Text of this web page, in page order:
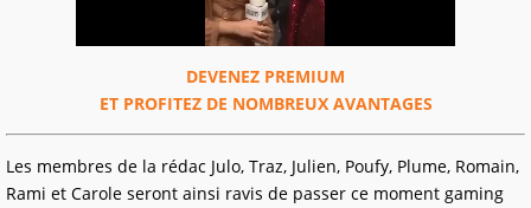
DEVENEZ PREMIUM
ET PROFITEZ DE NOMBREUX AVANTAGES
Les membres de la rédac Julo, Traz, Julien, Poufy, Plume, Romain,
Rami et Carole seront ainsi ravis de passer ce moment gaming